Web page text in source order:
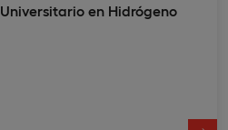
en Hidrógeno